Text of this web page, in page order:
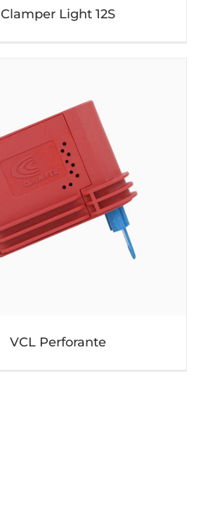
Clamper Light 12S
VCL Perforante